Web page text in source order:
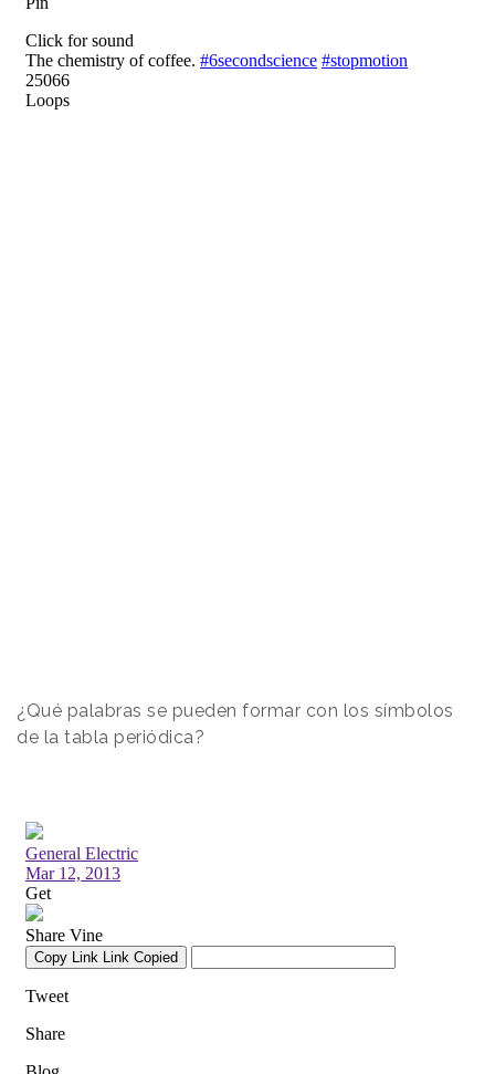
¿Qué palabras se pueden formar con los símbolos
de la tabla periódica?